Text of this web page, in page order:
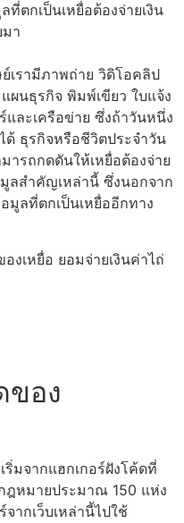
ตกเป็นเหยื่อต้องจ่ายเงิน
า
เรามีภาพถ่าย วิดิโอคลิป
ผนธุรกิจ พิมพ์เขียว ใบแจ้ง
ละเครือข่าย ซึ่งถ้าวันหนึ่ง
ด้ ธุรกิจหรือชีวิตประจำวัน
ารถกดดันให้เหยื่อต้องจ่าย
มูลสำคัญเหล่านี้ ซึ่งนอกจาก
มูลที่ตกเป็นเหยื่ออีกทาง
เหยื่อ ยอมจ่ายเงินค่าไถ่
ของ
มจากแฮกเกอร์ฝังโค้ดที่
ฎหมายประมาณ 150 แห่ง
ากเว็บเหล่านี้ไปใช้